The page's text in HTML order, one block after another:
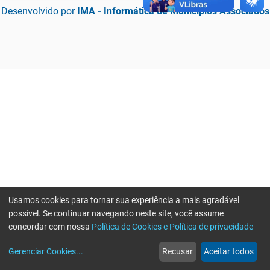
Desenvolvido por IMA - Informática de Municípios Associados
web
Notícias
more_horiz
Mais
Usamos cookies para tornar sua experiência a mais agradável
possível. Se continuar navegando neste site, você assume
concordar com nossa Política de Cookies e Política de privacidade
Gerenciar Cookies... Recusar Aceitar todos
Erro ao enviar informações, por favor tente novamente